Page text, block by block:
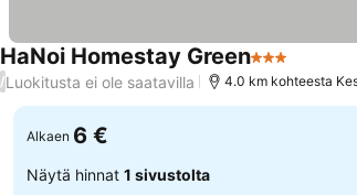
HaNoi Homestay Green3
/Luokitusta ei ole saatavilla 4.0 km kohteesta
Alkaen 6 €
Näytä hinnat 1 sivustolta